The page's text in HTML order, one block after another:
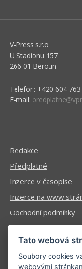
V-Press s.r.o.
U Stadionu 157
266 01 Beroun
Telefon: +420 604 763
E-mail:
Redakce
Předplatné
Inzerce v časopise
Inzerce na www
Obchodní podmínky
Ochrana osobních
Tato webová
Soubory cookies
webovými